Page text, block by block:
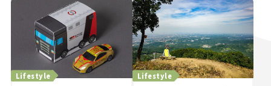
Lifestyle Lifestyle